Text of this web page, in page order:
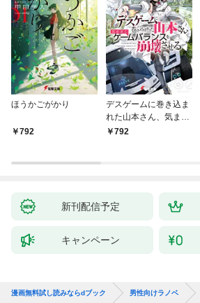
ほうかごがかり
792
デスゲームに巻き込ま
れた山本さん、気まま
にゲームバランスを崩
792
新刊配信予定
キャンペーン
漫画無料試し読みならdブック 男性向けラノベ